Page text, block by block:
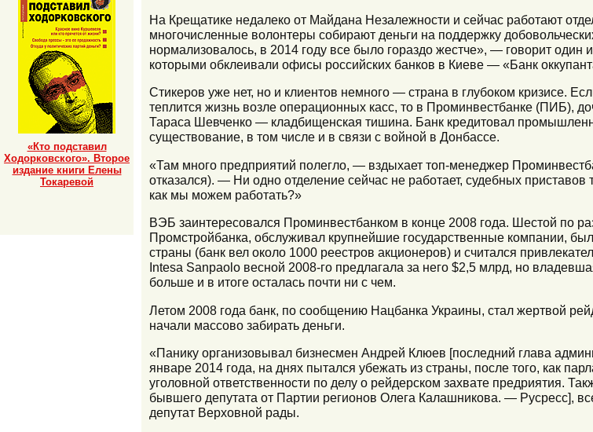
На Крещатике недалеко от Майдана Незалежности и сейчас работают
многочисленные волонтеры собирают деньги на поддержку
нормализовалось, в 2014 году все было гораздо жестче», — говорит один
которыми обклеивали офисы российских банков в Киеве — «Банк
Стикеров уже нет, но и клиентов немного — страна в глубоком кризисе.
теплится жизнь возле операционных касс, то в Проминвестбанке (ПИБ),
Тараса Шевченко — кладбищенская тишина. Банк кредитовал
существование, в том числе и в связи с войной в Донбассе.
«Там много предприятий полегло, — вздыхает топ-менеджер
отказался). — Ни одно отделение сейчас не работает, судебных приставов
как мы можем работать?»
ВЭБ заинтересовался Проминвестбанком в конце 2008 года. Шестой по
Промстройбанка, обслуживал крупнейшие государственные компании,
страны (банк вел около 1000 реестров акционеров) и считался
Intesa Sanpaolo весной 2008-го предлагала за него $2,5 млрд, но
больше и в итоге осталась почти ни с чем.
Летом 2008 года банк, по cообщению Нацбанка Украины, стал жертвой
начали массово забирать деньги.
«Панику организовывал бизнесмен Андрей Клюев [последний глава
январе 2014 года, на днях пытался убежать из страны, после того, как
уголовной ответственности по делу о рейдерском захвате предриятия.
бывшего депутата от Партии регионов Олега Калашникова. — Русресс],
депутат Верховной рады.
«Кто подставил
Ходорковского». Второе
издание книги Елены
Токаревой